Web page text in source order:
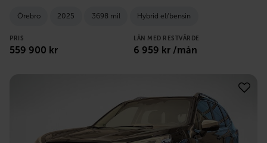
Örebro 2025 3698 mil Hybrid el/bensin
PRIS
559 900 kr
LÅN MED RESTVÄRDE
6 959 kr /mån